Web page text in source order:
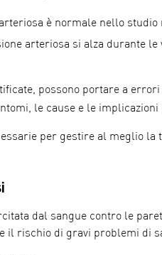
è normale nello studio
arteriosa si alza durante
possono portare a
le cause e le implicazioni
per gestire al meglio
dal sangue contro le
il rischio di gravi problemi di